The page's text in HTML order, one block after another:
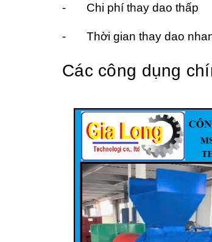
- Chi phí thay dao thấp
- Thời gian thay dao
Các công dụng